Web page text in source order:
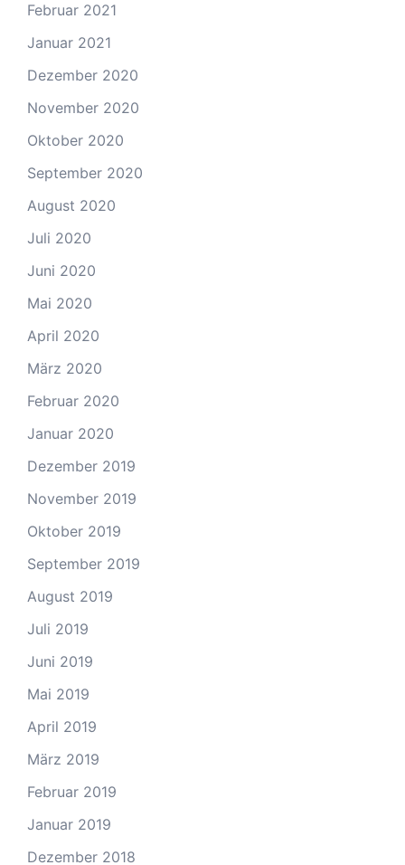
Februar 2021
Januar 2021
Dezember 2020
November 2020
Oktober 2020
September 2020
August 2020
Juli 2020
Juni 2020
Mai 2020
April 2020
März 2020
Februar 2020
Januar 2020
Dezember 2019
November 2019
Oktober 2019
September 2019
August 2019
Juli 2019
Juni 2019
Mai 2019
April 2019
März 2019
Februar 2019
Januar 2019
Dezember 2018